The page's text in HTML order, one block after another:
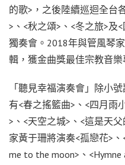
的歌>，之後陸續巡迴全台
>、<秋之頌>、<冬之旅>及
獨奏會。2018年與管風琴
輯，獲金曲獎最佳宗教音樂
「聽見幸福演奏會」除小
有<春之搖籃曲>、<四月雨
>、<天空之城>、<這是天
家黃于珊將演奏<孤戀花>、
me to the moon>、<Hymne